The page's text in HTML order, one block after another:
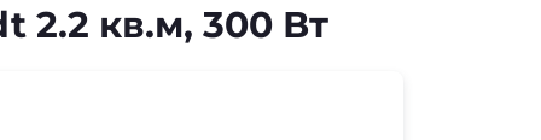
2.2 кв.м, 300 Вт